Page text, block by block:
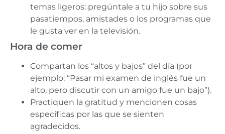
temas ligeros: pregúntale a tu hijo sobre sus
pasatiempos, amistades o los programas que
le gusta ver en la televisión.
Hora de comer
Compartan los “altos y bajos” del día (por
ejemplo: “Pasar mi examen de inglés fue un
alto, pero discutir con un amigo fue un bajo”).
Practiquen la gratitud y mencionen cosas
específicas por las que se sienten
agradecidos.